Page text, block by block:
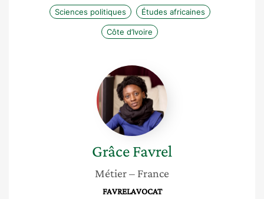
Sciences politiques Études africaines
Côte d’Ivoire
Grâce
Favrel
GrâceFavrel
Métier– France
FAVRELAVOCAT